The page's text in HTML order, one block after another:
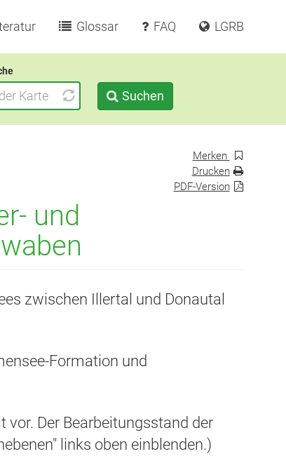
Glossar FAQ LGRB
Suchen
und
Merken
Drucken
PDF-Version
zwischen Illertal und Donautal
Formation und
Der Bearbeitungsstand der
links oben einblenden.)